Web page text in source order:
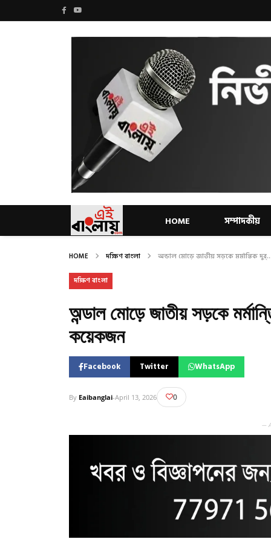
HOME সম্পাদকীয়
HOME দক্ষিণ বাংলা অন্ডাল মোড়ে জাতীয় সড়কে মর্মান্তিক
দক্ষিণ বাংলা
অন্ডাল মোড়ে জাতীয় সড়কে
কয়েকজন
Facebook Twitter WhatsApp
By Eaibanglai-April 13, 2026 0
—